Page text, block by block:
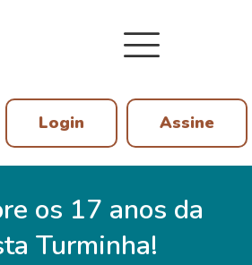
Login Assine
os 17 anos da
Turminha!